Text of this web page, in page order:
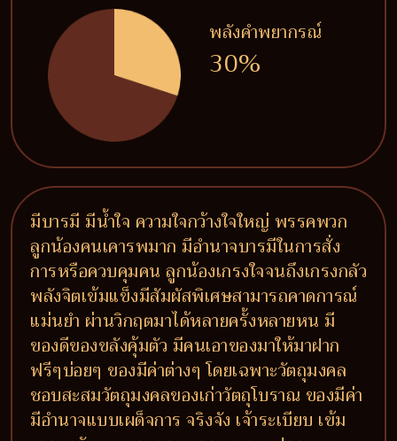
พลังคำพยากรณ์
30%
มีบารมี มีน้ำใจ ความใจกว้างใจใหญ่ พรรคพวก
ลูกน้องคนเคารพมาก มีอำนาจบารมีในการสั่ง
การหรือควบคุมคน ลูกน้องเกรงใจจนถึงเกรงกลัว
พลังจิตเข้มแข็งมีสัมผัสพิเศษสามารถคาดการณ์
แม่นยำ ผ่านวิกฤตมาได้หลายครั้งหลายหน มี
ของดีของขลังคุ้มตัว มีคนเอาของมาให้มาฝาก
ฟรีๆบ่อยๆ ของมีค่าต่างๆ โดยเฉพาะวัตถุมงคล
ชอบสะสมวัตถุมงคลของเก่าวัตถุโบราณ ของมีค่า
มีอำนาจแบบเผด็จการ จริงจัง เจ้าระเบียบ เข้ม